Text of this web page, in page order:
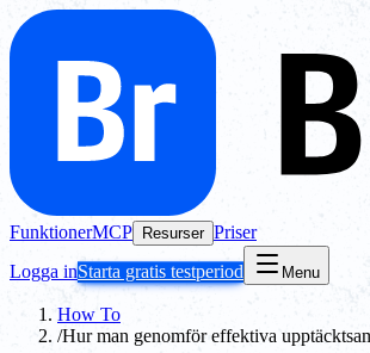
FunktionerMCP Resurser Priser
Logga inStarta gratis testperiod Menu
How To
/Hur man genomför effektiva